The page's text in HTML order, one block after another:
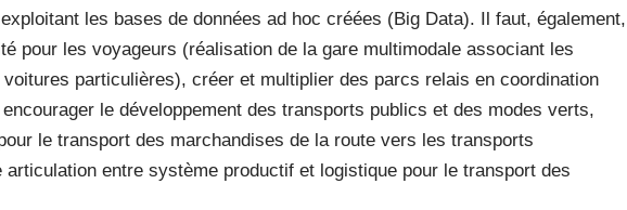
les bases de données ad hoc créées (Big Data). Il faut, également,
pour les voyageurs (réalisation de la gare multimodale associant les
particulières), créer et multiplier des parcs relais en coordination
le développement des transports publics et des modes verts,
le transport des marchandises de la route vers les transports
entre système productif et logistique pour le transport des